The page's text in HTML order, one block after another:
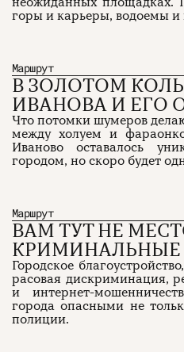
горы и карьеры, водоемы и
Маршрут
В ЗОЛОТОМ
ИВАНОВА И ЕГО
Что потомки шумеров
между холуем и
Иваново оставалось
городом, но скоро будет
Маршрут
ВАМ ТУТ НЕ
Городское
расовая дискриминация,
и интернет-
города опасными не
полиции.